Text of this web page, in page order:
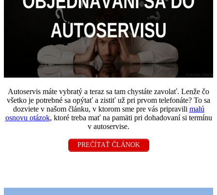
Autoservis máte vybratý a teraz sa tam chystáte zavolať. Lenže čo
všetko je potrebné sa opýtať a zistiť už pri prvom telefonáte? To sa
dozviete v našom článku, v ktorom sme pre vás pripravili malú
osnovu otázok, ktoré treba mať na pamäti pri dohadovaní si termínu
v autoservise.
PREČÍTAŤ ČLÁNOK